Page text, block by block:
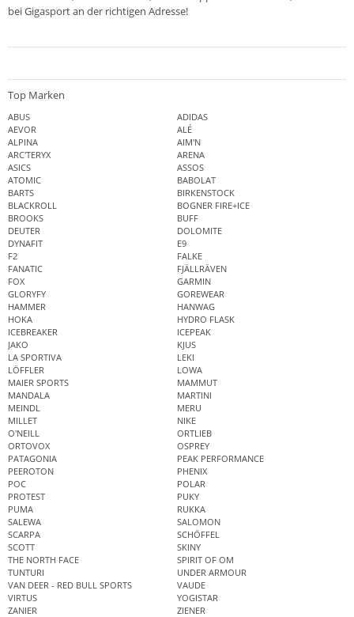
bei Gigasport an der richtigen Adresse!
Top Marken
ABUS
ADIDAS
AEVOR
ALÉ
ALPINA
AIM'N
ARC'TERYX
ARENA
ASICS
ASSOS
ATOMIC
BABOLAT
BARTS
BIRKENSTOCK
BLACKROLL
BOGNER FIRE+ICE
BROOKS
BUFF
DEUTER
DOLOMITE
DYNAFIT
E9
F2
FALKE
FANATIC
FJÄLLRÄVEN
FOX
GARMIN
GLORYFY
GOREWEAR
HAMMER
HANWAG
HOKA
HYDRO FLASK
ICEBREAKER
ICEPEAK
JAKO
KJUS
LA SPORTIVA
LEKI
LÖFFLER
LOWA
MAIER SPORTS
MAMMUT
MANDALA
MARTINI
MEINDL
MERU
MILLET
NIKE
O'NEILL
ORTLIEB
ORTOVOX
OSPREY
PATAGONIA
PEAK PERFORMANCE
PEEROTON
PHENIX
POC
POLAR
PROTEST
PUKY
PUMA
RUKKA
SALEWA
SALOMON
SCARPA
SCHÖFFEL
SCOTT
SKINY
THE NORTH FACE
SPIRIT OF OM
TUNTURI
UNDER ARMOUR
VAN DEER - RED BULL SPORTS
VAUDE
VIRTUS
YOGISTAR
ZANIER
ZIENER